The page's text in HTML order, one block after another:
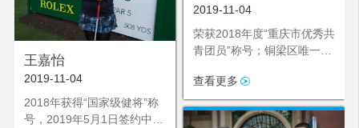
2019-11-04
荣获2018年度“重庆市优秀共
青团员”称号；铜梁区唯一评
查看更多
王嘉怡
2019-11-04
2018年获得“国家级健将”称
号，2019年5月1日签约中国